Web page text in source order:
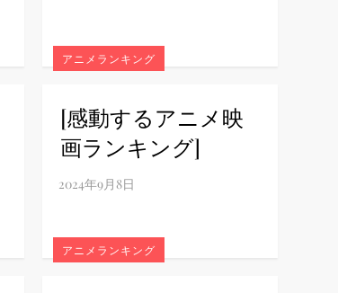
アニメランキング
[感動するアニメ映
画ランキング]
アニメランキング